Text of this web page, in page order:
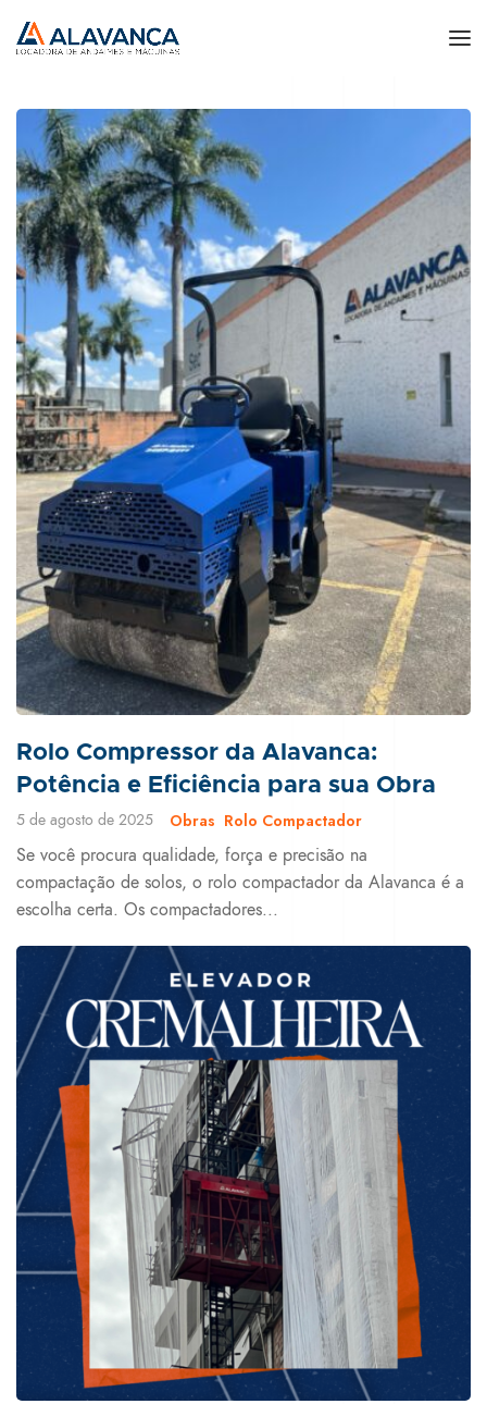
Rolo Compressor da Alavanca:
Potência e Eficiência para sua Obra
5 de agosto de 2025 Obras Rolo Compactador
Se você procura qualidade, força e precisão na
compactação de solos, o rolo compactador da Alavanca é a
escolha certa. Os compactadores...